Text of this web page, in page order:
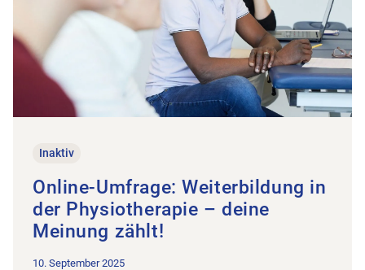
Inaktiv
Online-Umfrage: Weiterbildung in
der Physiotherapie – deine
Meinung zählt!
10. September 2025